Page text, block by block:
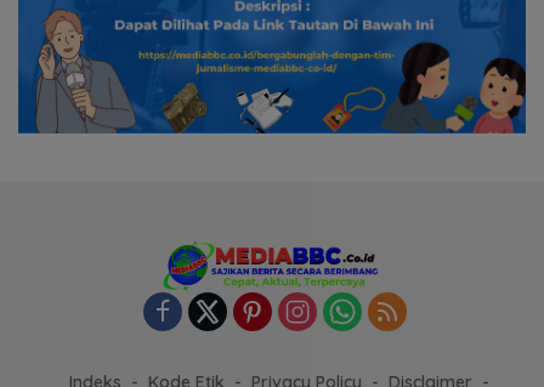
Indeks Kode Etik Privacy Policy Disclaimer